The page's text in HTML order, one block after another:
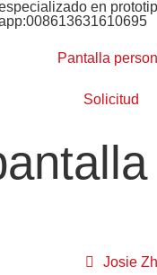
en
Pantalla
Solicitud
Josie